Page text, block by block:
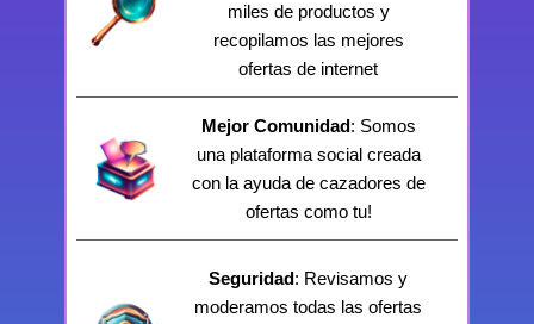
miles de productos y
recopilamos las mejores
ofertas de internet
Mejor Comunidad: Somos
una plataforma social creada
con la ayuda de cazadores de
ofertas como tu!
Seguridad: Revisamos y
moderamos todas las ofertas